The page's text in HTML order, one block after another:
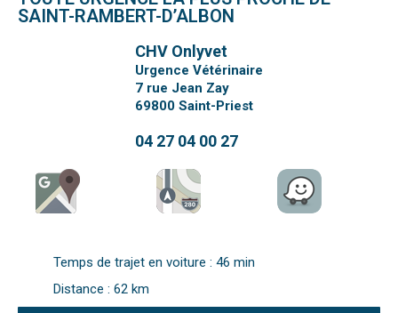
SAINT-RAMBERT-D’ALBON
CHV Onlyvet
Urgence Vétérinaire
7 rue Jean Zay
69800 Saint-Priest
04 27 04 00 27
Temps de trajet en voiture : 46 min
Distance : 62 km